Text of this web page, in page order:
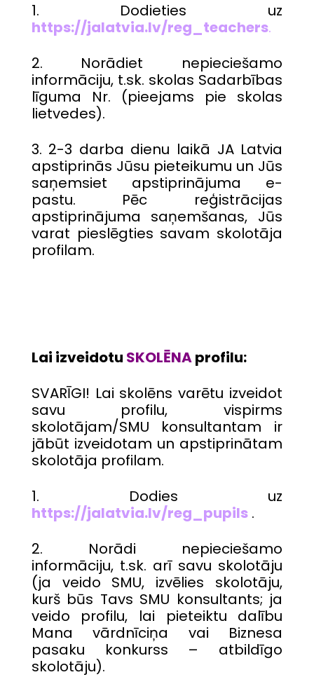
1. Dodieties uz
https://jalatvia.lv/reg_teachers.
2. Norādiet nepieciešamo
informāciju, t.sk. skolas Sadarbības
līguma Nr. (pieejams pie skolas
lietvedes).
3. 2-3 darba dienu laikā JA Latvia
apstiprinās Jūsu pieteikumu un Jūs
saņemsiet apstiprinājuma e-
pastu. Pēc reģistrācijas
apstiprinājuma saņemšanas, Jūs
varat pieslēgties savam skolotāja
profilam.
Lai izveidotu SKOLĒNAprofilu:
SVARĪGI! Lai skolēns varētu izveidot
savu profilu, vispirms
skolotājam/SMU konsultantam ir
jābūt izveidotam un apstiprinātam
skolotāja profilam.
1. Dodies uz
https://jalatvia.lv/reg_pupils.
2. Norādi nepieciešamo
informāciju, t.sk. arī savu skolotāju
(ja veido SMU, izvēlies skolotāju,
kurš būs Tavs SMU konsultants; ja
veido profilu, lai pieteiktu dalību
Mana vārdnīciņa vai Biznesa
pasaku konkurss – atbildīgo
skolotāju).